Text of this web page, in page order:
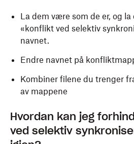
La dem være som de er, og
«konflikt ved selektiv
navnet.
Endre navnet på
Kombiner filene du trenger
av mappene
Hvordan kan jeg
ved selektiv